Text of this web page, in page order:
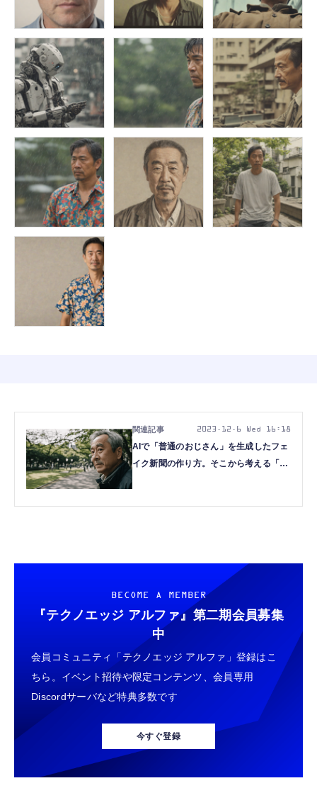
AIで「普通のおじさん」を生成したフェ
イク新聞の作り方。そこから考える「普
2023.12.6 Wed 16:18
BECOME A MEMBER
『テクノエッジ アルファ』 第二期会員募集
中
会員コミュニティ「テクノエッジ アルファ」登録はこ
ちら。イベント招待や限定コンテンツ、会員専用
Discordサーバなど特典多数です
今すぐ登録